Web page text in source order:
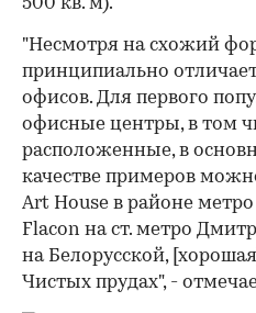
500 кв. м).
"Несмотря на схожий
принципиально
офисов. Для первого
офисные центры, в том
расположенные, в
качестве примеров
Art House в районе
Flacon на ст. метро
на Белорусской,
Чистых прудах", -